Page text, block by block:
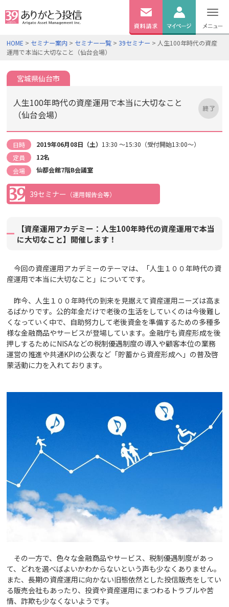
無料
資料 ログイン
HOME > セミナー案内 > セミナー一覧 >39セミナー > 人生100年時代の資産
運用で本当に大切なこと（仙台会場）
宮城県仙台市
人生100年時代の資産運用で本当に大切なこと
（仙台会場）
日時 2019年06月08日（土） 13:30 ～15:30（受付開始13:00～）
定員
12名
会場
仙都会館7階B会議室
39セミナー （運用報告会等）
【資産運用アカデミー：人生100年時代の資産運用で本当
に大切なこと】開催します！
今回の資産運用アカデミーのテーマは、「人生１００年時代の資
産運用で本当に大切なこと」についてです。
昨今、人生１００年時代の到来を見据えて資産運用ニーズは高ま
るばかりです。公的年金だけで老後の生活をしていくのは今後難し
くなっていく中で、自助努力して老後資金を準備するための多種多
様な金融商品やサービスが登場しています。金融庁も資産形成を後
押しするためにNISAなどの税制優遇制度の導入や顧客本位の業務
運営の推進や共通KPIの公表など「貯蓄から資産形成へ」の普及啓
蒙活動に力を入れております。
その一方で、色々な金融商品やサービス、税制優遇制度があっ
て、どれを選べばよいかわからないという声も少なくありません。
また、長期の資産運用に向かない旧態依然とした投信販売をしてい
る販売会社もあったり、投資や資産運用にまつわるトラブルや苦
情、詐欺も少なくないようです。